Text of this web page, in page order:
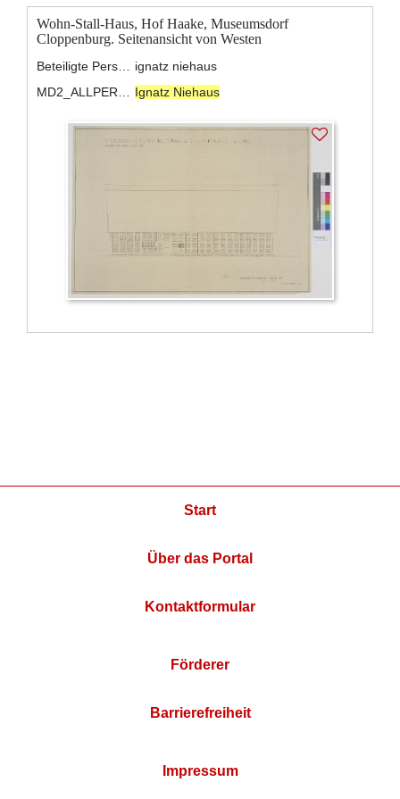
Wohn-Stall-Haus, Hof Haake, Museumsdorf
Cloppenburg. Seitenansicht von Westen
ignatz niehaus
Ignatz Niehaus
Start
Über das Portal
Kontaktformular
Förderer
Barrierefreiheit
Impressum